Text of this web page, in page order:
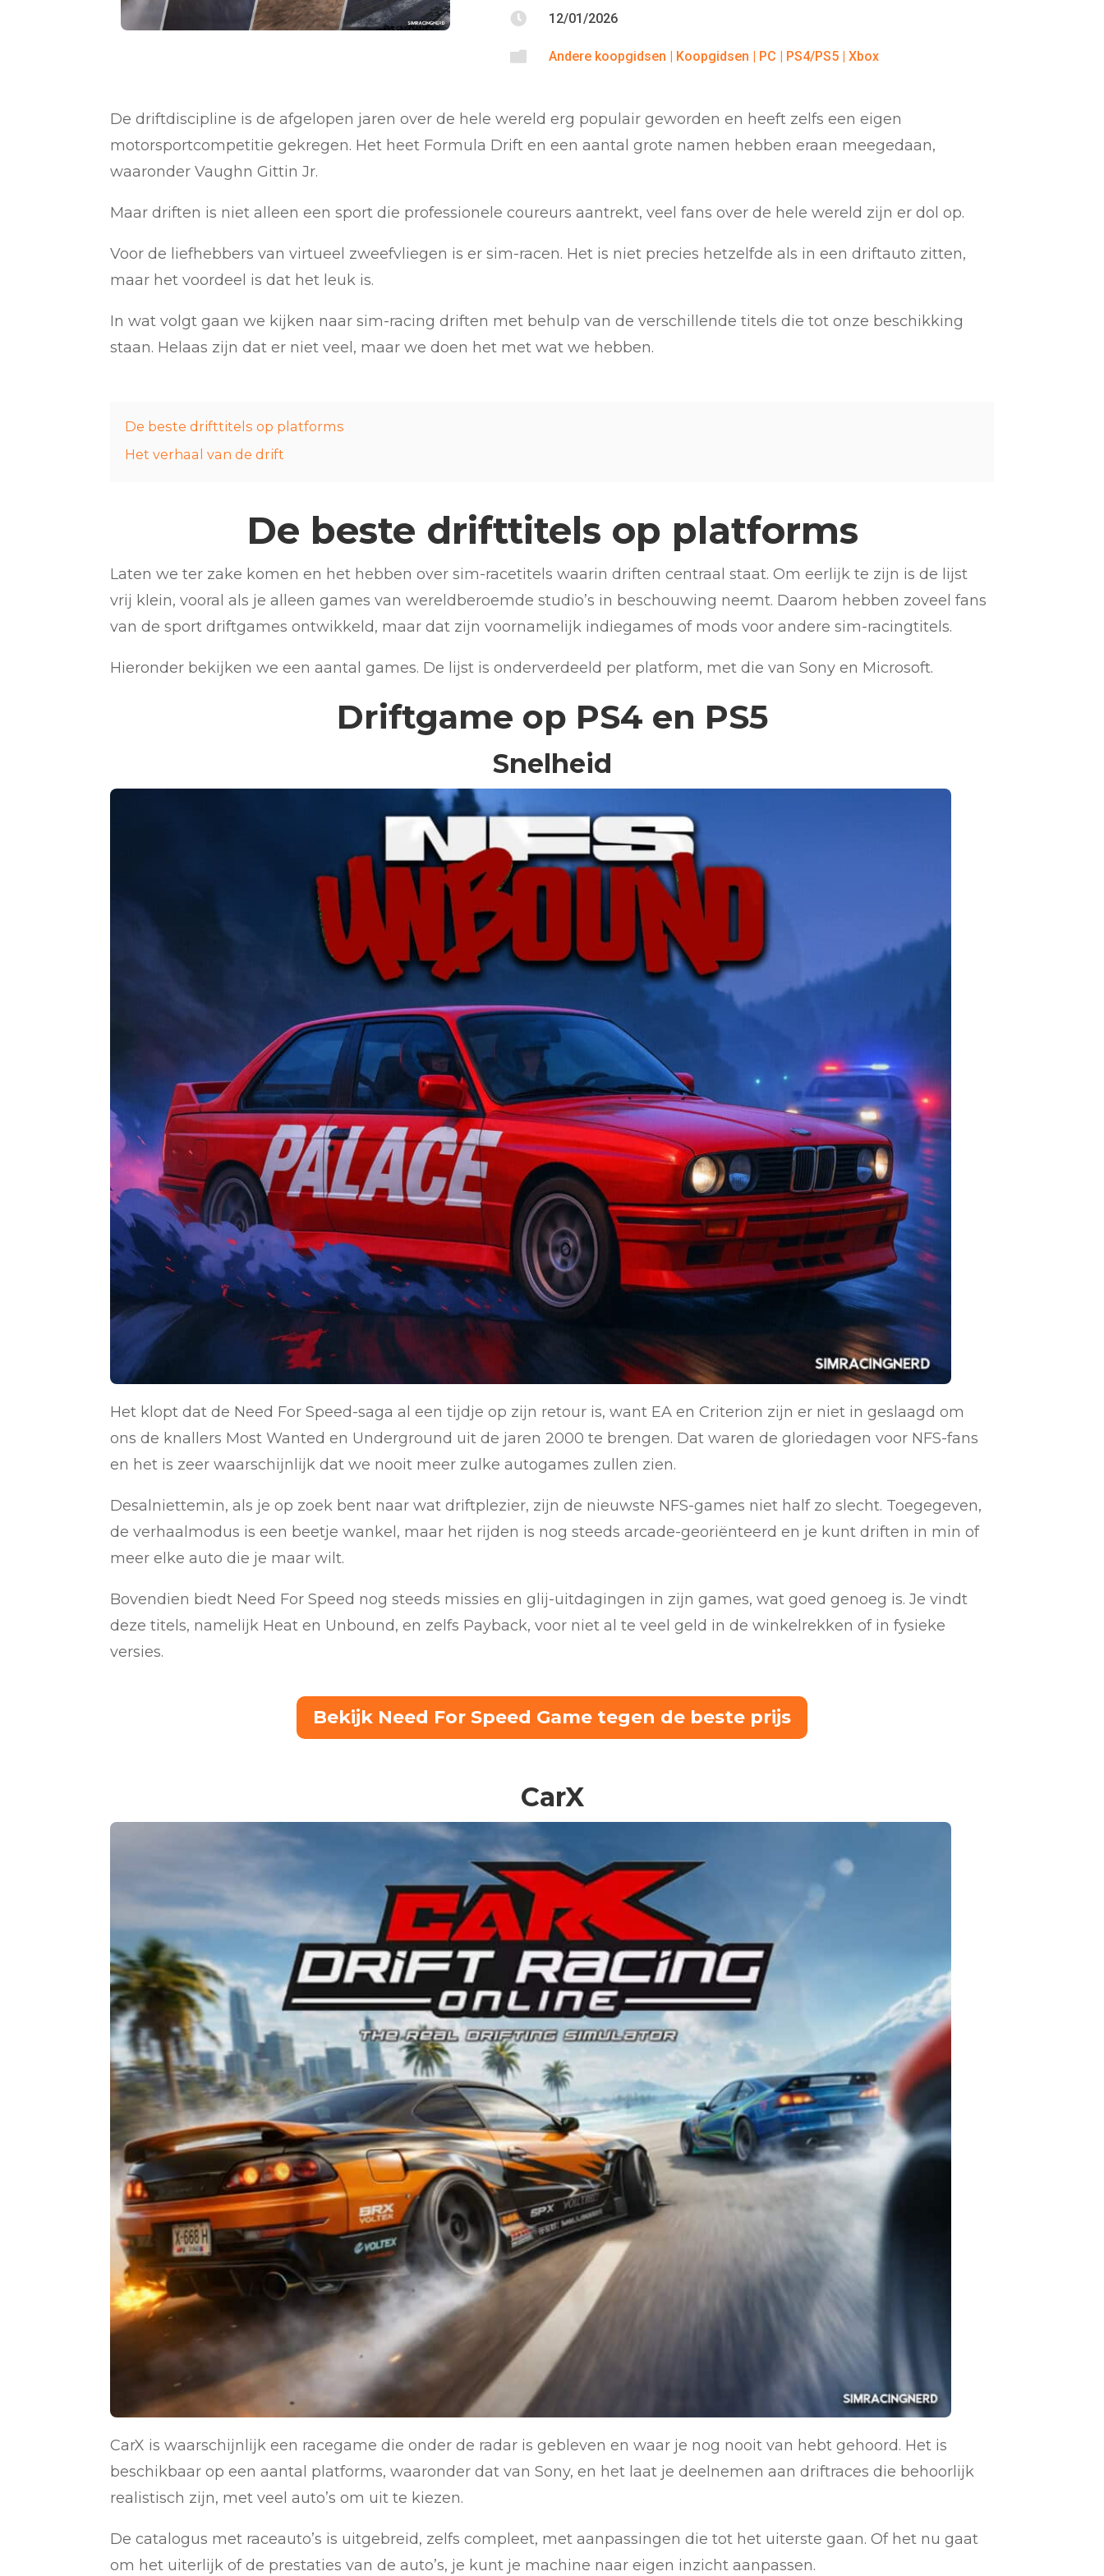
 12/01/2026
 Andere koopgidsen | Koopgidsen | PC | PS4/PS5 |Xbox
De driftdiscipline is de afgelopen jaren over de hele wereld erg populair geworden en heeft zelfs een eigen
motorsportcompetitie gekregen. Het heet Formula Drift en een aantal grote namen hebben eraan meegedaan,
waaronder Vaughn Gittin Jr.
Maar driften is niet alleen een sport die professionele coureurs aantrekt, veel fans over de hele wereld zijn er dol op.
Voor de liefhebbers van virtueel zweefvliegen is er sim-racen. Het is niet precies hetzelfde als in een driftauto zitten,
maar het voordeel is dat het leuk is.
In wat volgt gaan we kijken naar sim-racing driften met behulp van de verschillende titels die tot onze beschikking
staan. Helaas zijn dat er niet veel, maar we doen het met wat we hebben.
De beste drifttitels op platforms
Het verhaal van de drift
De beste drifttitels op platforms
Laten we ter zake komen en het hebben over sim-racetitels waarin driften centraal staat. Om eerlijk te zijn is de lijst
vrij klein, vooral als je alleen games van wereldberoemde studio’s in beschouwing neemt. Daarom hebben zoveel fans
van de sport driftgames ontwikkeld, maar dat zijn voornamelijk indiegames of mods voor andere sim-racingtitels.
Hieronder bekijken we een aantal games. De lijst is onderverdeeld per platform, met die van Sony en Microsoft.
Driftgame op PS4 en PS5
Snelheid
Het klopt dat de Need For Speed-saga al een tijdje op zijn retour is, want EA en Criterion zijn er niet in geslaagd om
ons de knallers Most Wanted en Underground uit de jaren 2000 te brengen. Dat waren de gloriedagen voor NFS-fans
en het is zeer waarschijnlijk dat we nooit meer zulke autogames zullen zien.
Desalniettemin, als je op zoek bent naar wat driftplezier, zijn de nieuwste NFS-games niet half zo slecht. Toegegeven,
de verhaalmodus is een beetje wankel, maar het rijden is nog steeds arcade-georiënteerd en je kunt driften in min of
meer elke auto die je maar wilt.
Bovendien biedt Need For Speed nog steeds missies en glij-uitdagingen in zijn games, wat goed genoeg is. Je vindt
deze titels, namelijk Heat en Unbound, en zelfs Payback, voor niet al te veel geld in de winkelrekken of in fysieke
versies.
Bekijk Need For Speed Game tegen de beste prijs
CarX
CarX is waarschijnlijk een racegame die onder de radar is gebleven en waar je nog nooit van hebt gehoord. Het is
beschikbaar op een aantal platforms, waaronder dat van Sony, en het laat je deelnemen aan driftraces die behoorlijk
realistisch zijn, met veel auto’s om uit te kiezen.
De catalogus met raceauto’s is uitgebreid, zelfs compleet, met aanpassingen die tot het uiterste gaan. Of het nu gaat
om het uiterlijk of de prestaties van de auto’s, je kunt je machine naar eigen inzicht aanpassen.